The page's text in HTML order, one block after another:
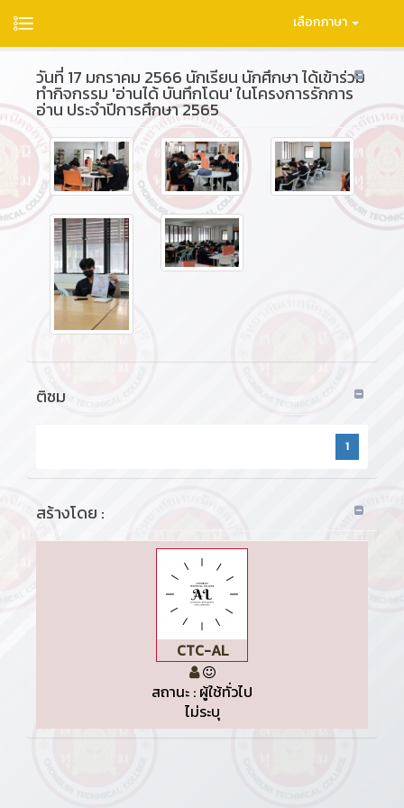
เลือกภาษา
วันที่ 17 มกราคม 2566 นักเรียน นักศึกษา ได้เข้าร่วม
ทำกิจกรรม 'อ่านได้ บันทึกโดน' ในโครงการรักการ
อ่าน ประจำปีการศึกษา 2565
ติชม
1
สร้างโดย :
CTC-AL
สถานะ : ผู้ใช้ทั่วไป
ไม่ระบุ